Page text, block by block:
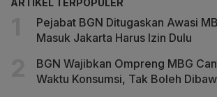
ARTIKEL TERPOPULER
Pejabat BGN Ditugaskan Awasi
Masuk Jakarta Harus Izin Dulu
BGN Wajibkan Ompreng MBG
Waktu Konsumsi, Tak Boleh